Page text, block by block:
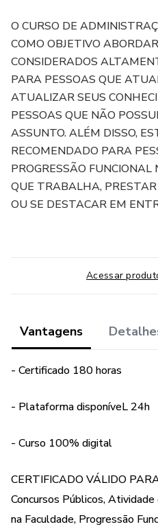
O CURSO DE
COMO OBJETIVO
CONSIDERADOS
PARA PESSOAS QUE
ATUALIZAR SEUS
PESSOAS QUE NÃO
ASSUNTO. ALÉM DISSO,
RECOMENDADO PARA
PROGRESSÃO
QUE TRABALHA, PRESTAR
OU SE DESTACAR EM
Acessar
Vantagens
- Certificado 180 horas
- Plataforma disponíveL 24h
- Curso 100% digital
CERTIFICADO VÁLIDO
Concursos Públicos,
na Faculdade, Progressão